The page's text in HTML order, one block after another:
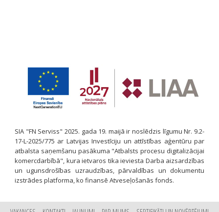
SIA "FN Serviss" 2025. gada 19. maijā ir noslēdzis līgumu Nr. 9.2-
17-L-2025/775 ar Latvijas Investīciju un attīstības aģentūru par
atbalsta saņemšanu pasākuma "Atbalsts procesu digitalizācijai
komercdarbībā", kura ietvaros tika ieviesta Darba aizsardzības
un ugunsdrošības uzraudzības, pārvaldības un dokumentu
izstrādes platforma, ko finansē Atveseļošanās fonds.